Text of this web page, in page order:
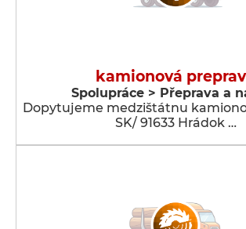
kamionová
Spolupráce > Přeprava a
Dopytujeme medzištátnu
SK/ 91633 Hrádok …